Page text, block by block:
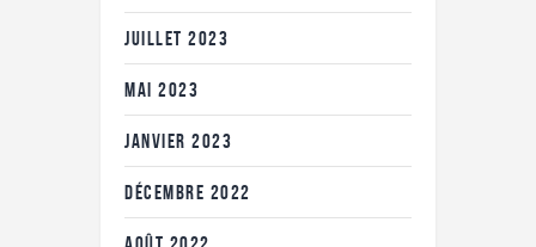
JUILLET 2023
MAI 2023
JANVIER 2023
DÉCEMBRE 2022